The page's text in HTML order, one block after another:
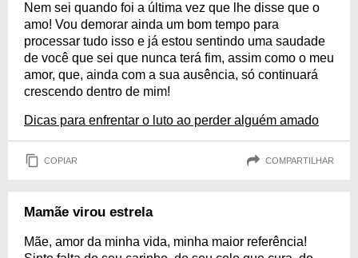
Nem sei quando foi a última vez que lhe disse que o
amo! Vou demorar ainda um bom tempo para
processar tudo isso e já estou sentindo uma saudade
de você que sei que nunca terá fim, assim como o meu
amor, que, ainda com a sua ausência, só continuará
crescendo dentro de mim!
Dicas para enfrentar o luto ao perder alguém amado
COPIAR COMPARTILHAR
Mamãe virou estrela
Mãe, amor da minha vida, minha maior referência!